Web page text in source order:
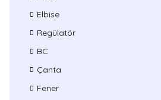
Elbise
Regülatör
BC
Çanta
Fener